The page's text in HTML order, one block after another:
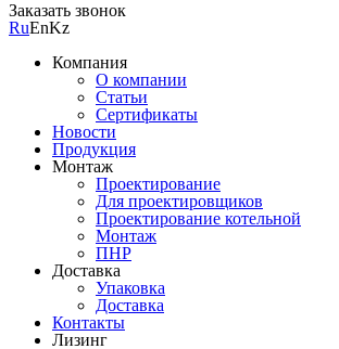
Заказать звонок
RuEnKz
Компания
О компании
Статьи
Сертификаты
Новости
Продукция
Монтаж
Проектирование
Для проектировщиков
Проектирование котельной
Монтаж
ПНР
Доставка
Упаковка
Доставка
Контакты
Лизинг